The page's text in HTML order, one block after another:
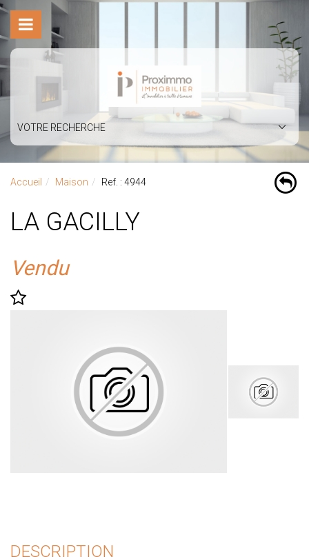
VOTRE RECHERCHE
Accueil Maison Ref. : 4944
LA GACILLY
Vendu
DESCRIPTION